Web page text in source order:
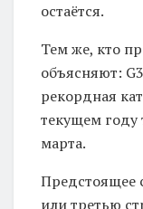
остаётся.
Тем же, кто
объясняют:
рекордная
текущем году
марта.
Предстоящее
или третью